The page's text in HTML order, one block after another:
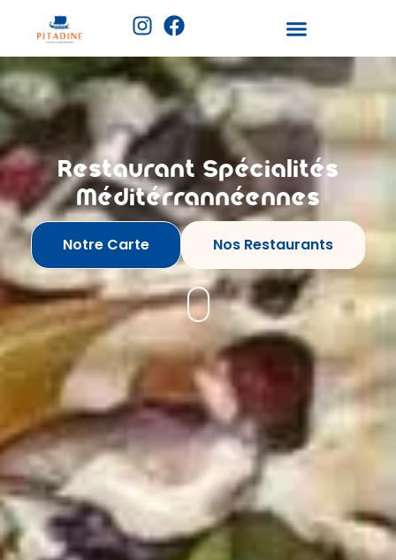
Restaurant Spécialités
Méditérrannéennes
Notre Carte Nos Restaurants